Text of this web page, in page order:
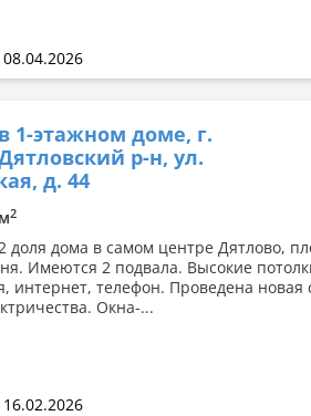
1-этажном доме, г.
р-н, ул.
д. 44
2
доля дома в самом центре Дятлово,
Имеются 2 подвала. Высокие
интернет, телефон. Проведена новая
Окна-...